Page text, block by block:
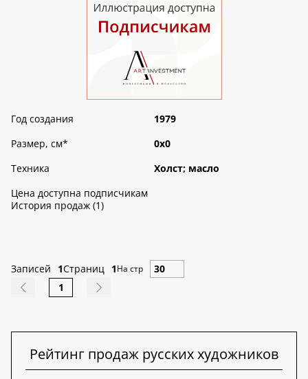
Год создания
1979
Размер, см*
0х0
Техника
Холст; масло
Цена доступна подписчикам
История продаж (1)
Записей 1Страниц 1На стр
1
Рейтинг продаж русских художников